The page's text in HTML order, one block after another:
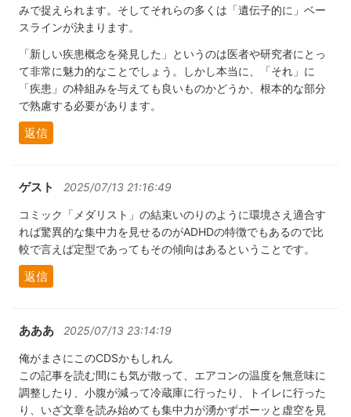
みで捉えられます。そしてそれらの多くは「遺伝子的に」ベー
スラインが決まります。
「新しい疾患概念を発見した」というのは医者や研究者にとっ
て非常に魅力的なことでしょう。しかし本当に、「それ」に
「疾患」の枠組みを与えても良いものかどうか、根本的な部分
で熟慮する必要があります。
返信
ゲスト 2025/07/13 21:16:49
コミック「メダリスト」の結束いのりのように環境さえ適合す
れば驚異的な集中力を見せるのがADHDの特徴でもあるので比
較で言えば定型であってもその傾向はあるということです。
返信
あああ 2025/07/13 23:14:19
俺がまさにこのCDSかもしれん
この記事を読む間にも気が散って、エアコンの温度を無意味に
調整したり、小腹が減って冷蔵庫に行ったり、トイレに行った
り、いざ文章を読み始めても集中力が湧かずボーッと虚空を見